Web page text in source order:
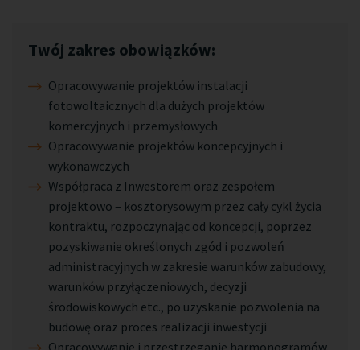
Twój zakres obowiązków:
Opracowywanie projektów instalacji
fotowoltaicznych dla dużych projektów
komercyjnych i przemysłowych
Opracowywanie projektów koncepcyjnych i
wykonawczych
Współpraca z Inwestorem oraz zespołem
projektowo – kosztorysowym przez cały cykl życia
kontraktu, rozpoczynając od koncepcji, poprzez
pozyskiwanie określonych zgód i pozwoleń
administracyjnych w zakresie warunków zabudowy,
warunków przyłączeniowych, decyzji
środowiskowych etc., po uzyskanie pozwolenia na
budowę oraz proces realizacji inwestycji
Opracowywanie i przestrzeganie harmonogramów